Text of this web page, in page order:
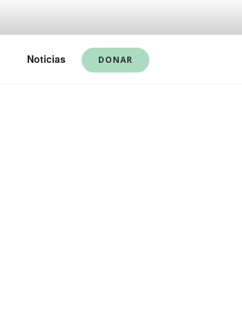
Noticias DONAR